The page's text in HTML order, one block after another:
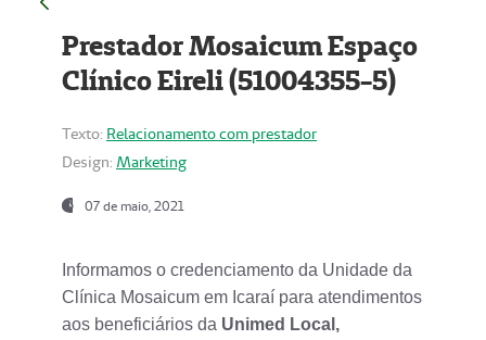
Prestador Mosaicum Espaço
Clínico Eireli (51004355-5)
Texto: Relacionamento com prestador
Design: Marketing
07 de maio, 2021
Informamos o credenciamento da Unidade da
Clínica Mosaicum em Icaraí para atendimentos
aos beneficiários da Unimed Local,